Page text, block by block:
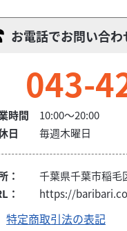
お電話でお問い合わ
043-
時間
10:00～20:00
日
毎週木曜日
：
千葉県千葉市稲毛
：
https://
特定商取引法の表記